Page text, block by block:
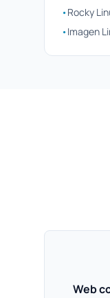
•Rocky
•Imagen
Web